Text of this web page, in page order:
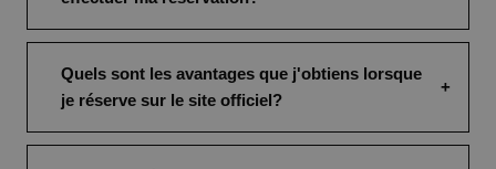
Quels sont les avantages que j'obtiens lorsque
je réserve sur le site officiel?